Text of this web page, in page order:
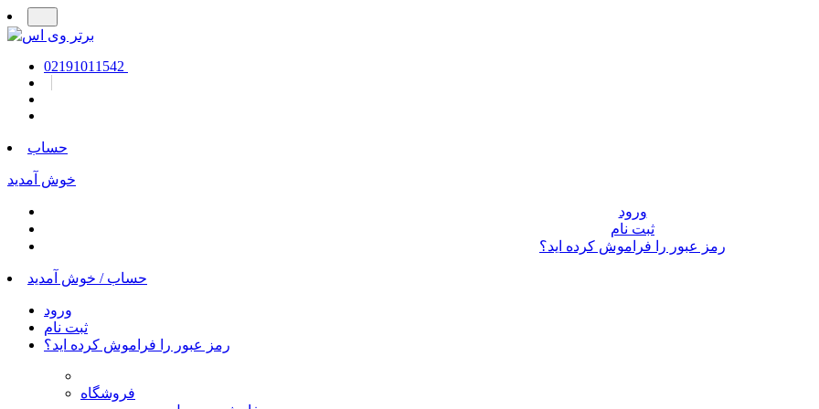
02191011542
حساب
خوش آمدید
ورود
ثبت نام
رمز عبور را فراموش کرده اید؟
حساب / خوش آمدید
ورود
ثبت نام
رمز عبور را فراموش کرده اید؟
فروشگاه